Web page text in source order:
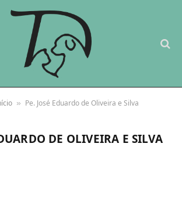
» Pe. José Eduardo de Oliveira e Silva
DE OLIVEIRA E SILVA